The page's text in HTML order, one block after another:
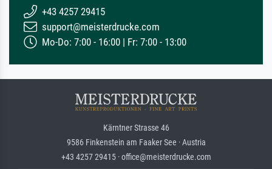
+43 4257 29415
support@meisterdrucke.com
Mo-Do: 7:00 - 16:00 | Fr: 7:00 - 13:00
Kärntner Strasse 46
9586 Finkenstein am Faaker See · Austria
+43 4257 29415 · office@meisterdrucke.com